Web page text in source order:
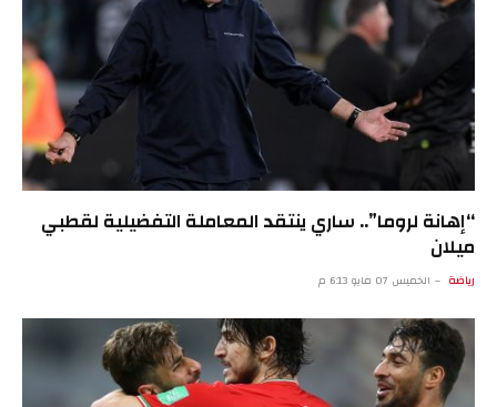
“إهانة لروما”.. ساري ينتقد المعاملة التفضيلية لقطبي
ميلان
رياضة الخميس 07 مايو 6:13 م